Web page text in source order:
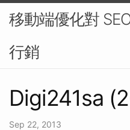
移動端優化對
行銷
Digi241sa
Sep 22, 2013